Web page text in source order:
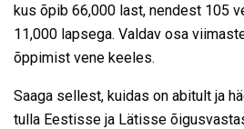
kus õpib 66,000 last, nendest 105
11,000 lapsega. Valdav osa
õppimist vene keeles.
Saaga sellest, kuidas on abitult ja
tulla Eestisse ja Lätisse